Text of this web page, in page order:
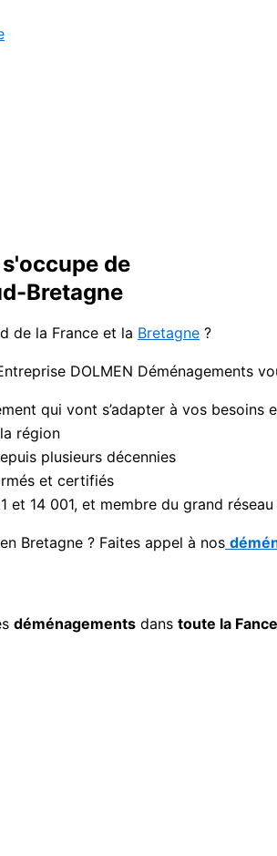
de
Bretagne
de la France et la Bretagne ?
DOLMEN Déménagements
qui vont s’adapter à vos
région
plusieurs décennies
et certifiés
14 001, et membre du grand réseau
Bretagne ? Faites appel à nos
déménagements dans toute la Fance